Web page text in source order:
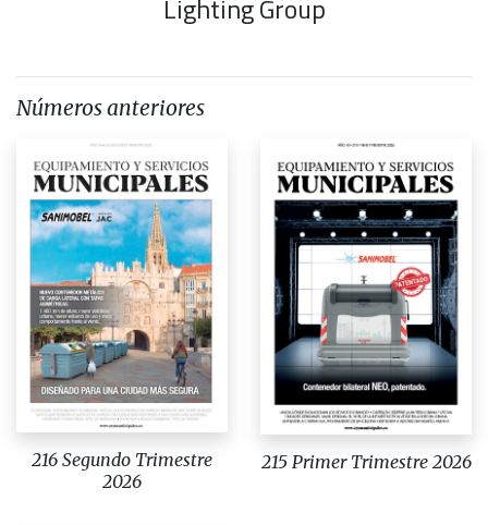
Lighting Group
Números anteriores
216 Segundo Trimestre
2026
215 Primer Trimestre 2026